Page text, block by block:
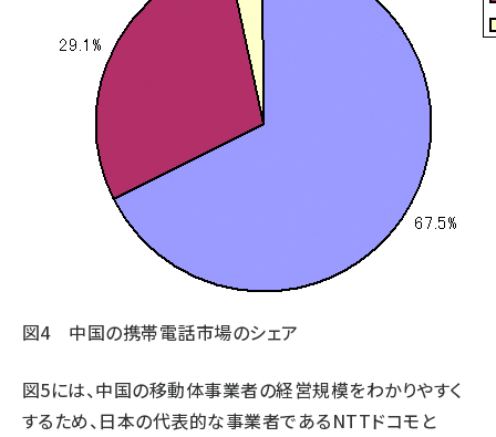
図4 中国の携帯電話市場のシェア
図5には、中国の移動体事業者の経営規模をわかりやすく
するため、日本の代表的な事業者であるNTTドコモと